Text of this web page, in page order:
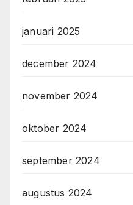
januari 2025
december 2024
november 2024
oktober 2024
september 2024
augustus 2024